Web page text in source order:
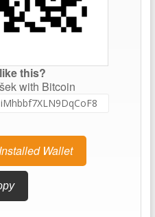
this?
with Bitcoin
Wallet